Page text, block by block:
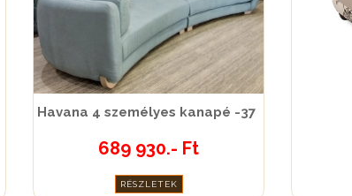
Havana 4 személyes kanapé -37
689 930.- Ft
RÉSZLETEK